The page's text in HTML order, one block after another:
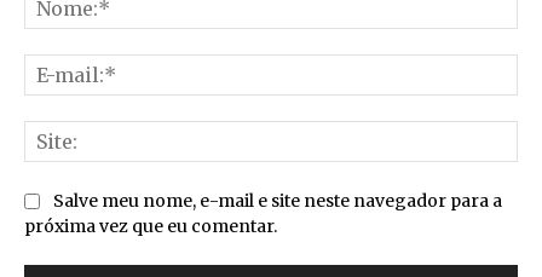
Salve meu nome, e-mail e site neste navegador para a
próxima vez que eu comentar.